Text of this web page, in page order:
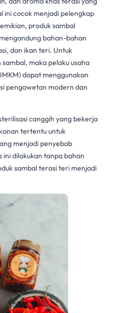
ini cocok menjadi pelengkap
produk sambal
bahan-bahan
dan ikan teri. Untuk
maka pelaku usaha
dapat menggunakan
pengawetan modern dan
canggih yang bekerja
tertentu untuk
menjadi penyebab
ini dilakukan tanpa bahan
sambal terasiteri menjadi